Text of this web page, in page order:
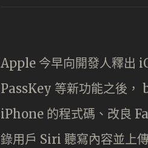
Apple 今早向開發人釋出
PassKey 等新功能之後，
iPhone 的程式碼、改良
錄用戶 Siri 聽寫內容並上